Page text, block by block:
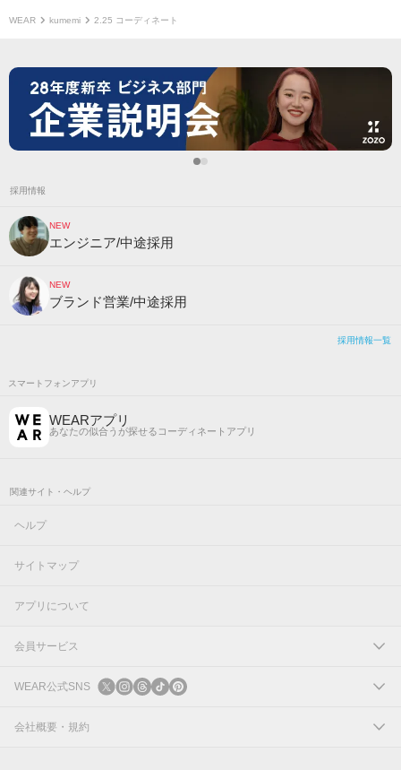
WEAR kumemi 2.25 コーディネート
採用情報
NEW
エンジニア/中途採用
NEW
ブランド営業/中途採用
採用情報一覧
スマートフォンアプリ
WEARアプリ
あなたの似合うが探せるコーディネートアプリ
関連サイト・ヘルプ
ヘルプ
サイトマップ
アプリについて
会員サービス
ログイン
新規会員登録
WEAR公式SNS
X
会社概要・規約